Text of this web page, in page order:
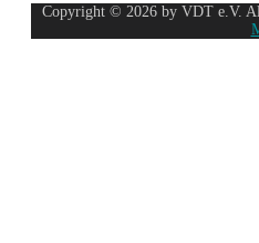
Copyright © 2026 by VDT e.V.